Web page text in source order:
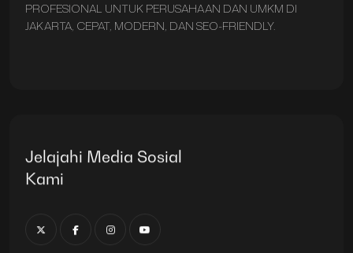
PROFESIONAL UNTUK PERUSAHAAN DAN UMKM DI
JAKARTA, CEPAT, MODERN, DAN SEO-FRIENDLY.
Jelajahi Media Sosial
Kami